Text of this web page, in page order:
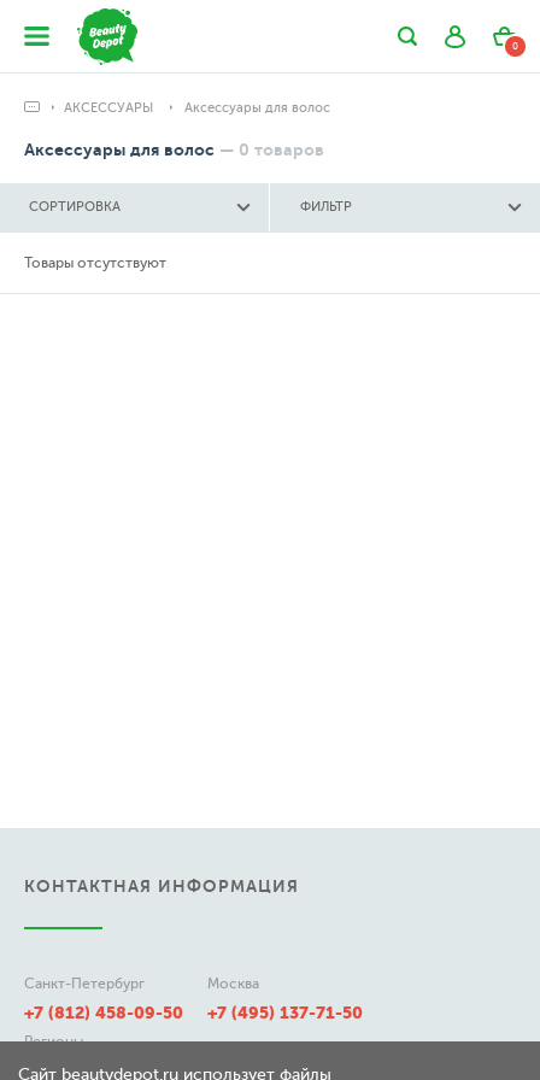
0
АКСЕССУАРЫ Аксессуары для волос
Аксессуары для волос — 0 товаров
СОРТИРОВКА ФИЛЬТР
Товары отсутствуют
КОНТАКТНАЯ ИНФОРМАЦИЯ
Санкт-Петербург
+7 (812) 458-09-50
Москва
+7 (495) 137-71-50
Регионы
8 (800) 511-21-50
Сайт beautydepot.ru использует файлы